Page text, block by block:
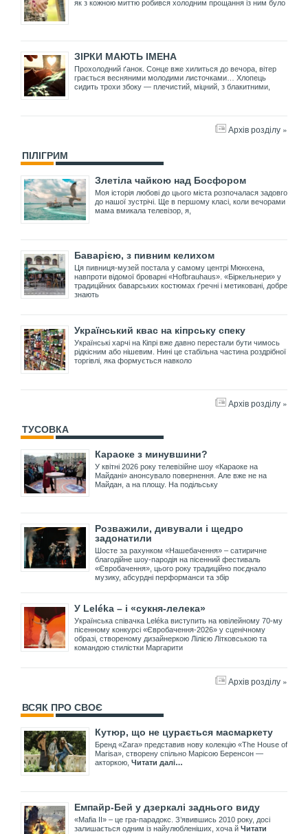
як з кожною миттю робився холодним прощання із ним було
ЗІРКИ МАЮТЬ ІМЕНА
Прохолодний ґанок. Сонце вже хилиться до вечора, вітер
грається весняними молодими листочками… Хлопець
сидить трохи збоку — плечистий, міцний, з блакитними,
Архів розділу »
ПІЛІГРИМ
Злетіла чайкою над Босфором
Моя історія любові до цього міста розпочалася задовго
до нашої зустрічі. Ще в першому класі, коли вечорами
мама вмикала телевізор, я,
Баварією, з пивним келихом
Ця пивниця-музей постала у самому центрі Мюнхена,
навпроти відомої броварні «Hofbrauhaus». «Біркельнери» у
традиційних баварських костюмах ґречні і метиковані, добре
знають
Український квас на кіпрську спеку
Українські харчі на Кіпрі вже давно перестали бути чимось
рідкісним або нішевим. Нині це стабільна частина роздрібної
торгівлі, яка формується навколо
Архів розділу »
ТУСОВКА
Караоке з минувшини?
У квітні 2026 року телевізійне шоу «Караоке на
Майдані» анонсувало повернення. Але вже не на
Майдан, а на площу. На подільську
Розважили, дивували і щедро
задонатили
Шосте за рахунком «Нашебачення» – сатиричне
благодійне шоу-пародія на пісенний фестиваль
«Євробачення», цього року традиційно поєднало
музику, абсурдні перформанси та збір
У Leléka – і «сукня-лелека»
Українська співачка Leléka виступить на ювілейному 70-му
пісенному конкурсі «Євробачення-2026» у сценічному
образі, створеному дизайнеркою Лілією Літковською та
командою стилістки Маргарити
Архів розділу »
ВСЯК ПРО СВОЄ
Кутюр, що не цурається масмаркету
Бренд «Zara» представив нову колекцію «The House of
Marisa», створену спільно Марісою Беренсон —
акторкою, Читати далі…
Емпайр-Бей у дзеркалі заднього виду
«Mafia II» – це гра-парадокс. З’явившись 2010 року, досі
залишається одним із найулюбленіших, хоча й Читати